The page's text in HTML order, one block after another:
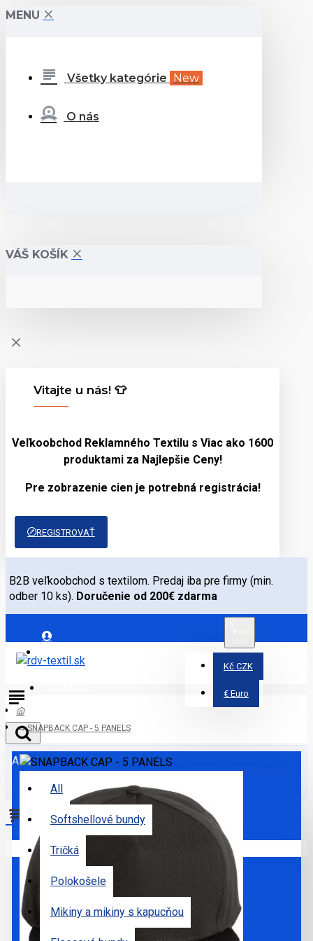
MENU
Všetky kategórie New
O nás
VÁŠ KOŠÍK
Vitajte u nás! 👕
Veľkoobchod Reklamného Textilu s Viac ako 1600
produktami za Najlepšie Ceny!
Pre zobrazenie cien je potrebná registrácia!
REGISTROVAŤ
B2B veľkoobchod s textilom. Predaj iba pre firmy (min.
odber 10 ks). Doručenie od 200€ zdarma
Kč CZK
€ Euro
All
All
Softshellové bundy
Tričká
Polokošele
Mikiny a mikiny s kapucňou
Váš nákupný košík je prázdny!
SNAPBACK CAP - 5 PANELS